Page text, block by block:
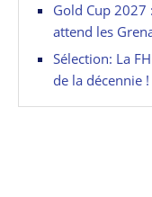
Gold Cup
attend les
Sélection: La
de la décennie !